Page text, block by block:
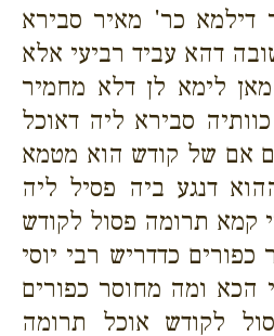
דילמא כר' מאיר סבירא
דהא עביד רביעי אלא
לימא לן דלא מחמיר
סבירא ליה דאוכל
אם של קודש הוא מטמא
דנגע ביה פסיל ליה
קמא תרומה פסול לקודש
כדדריש רבי יוסי
הכא ומה מחוסר כפורים
לקודש אוכל תרומה